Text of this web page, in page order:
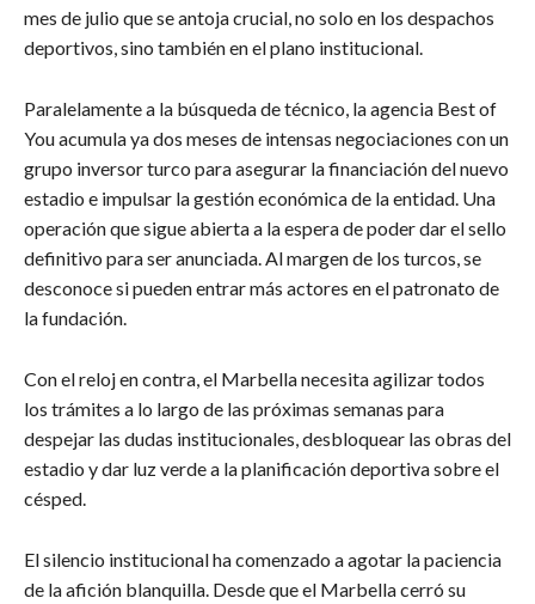
mes de julio que se antoja crucial, no solo en los despachos
deportivos, sino también en el plano institucional.
​Paralelamente a la búsqueda de técnico, la agencia Best of
You acumula ya dos meses de intensas negociaciones con un
grupo inversor turco para asegurar la financiación del nuevo
estadio e impulsar la gestión económica de la entidad. Una
operación que sigue abierta a la espera de poder dar el sello
definitivo para ser anunciada. Al margen de los turcos, se
desconoce si pueden entrar más actores en el patronato de
la fundación.
​Con el reloj en contra, el Marbella necesita agilizar todos
los trámites a lo largo de las próximas semanas para
despejar las dudas institucionales, desbloquear las obras del
estadio y dar luz verde a la planificación deportiva sobre el
césped.
El silencio institucional ha comenzado a agotar la paciencia
de la afición blanquilla. Desde que el Marbella cerró su